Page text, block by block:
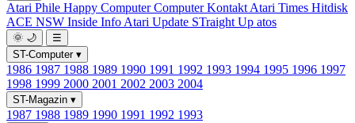
Atari Phile Happy ComputerComputer Kontakt Atari Times Hitdisk
ACE NSW Inside Info Atari Update STraight Up atos
🌞 🌙
☰
ST-Computer ▾
1986 1987 1988 1989 1990 1991 1992 1993 1994 1995 1996 1997
1998 1999 2000 2001 2002 2003 2004
ST-Magazin ▾
1987 1988 1989 1990 1991 1992 1993